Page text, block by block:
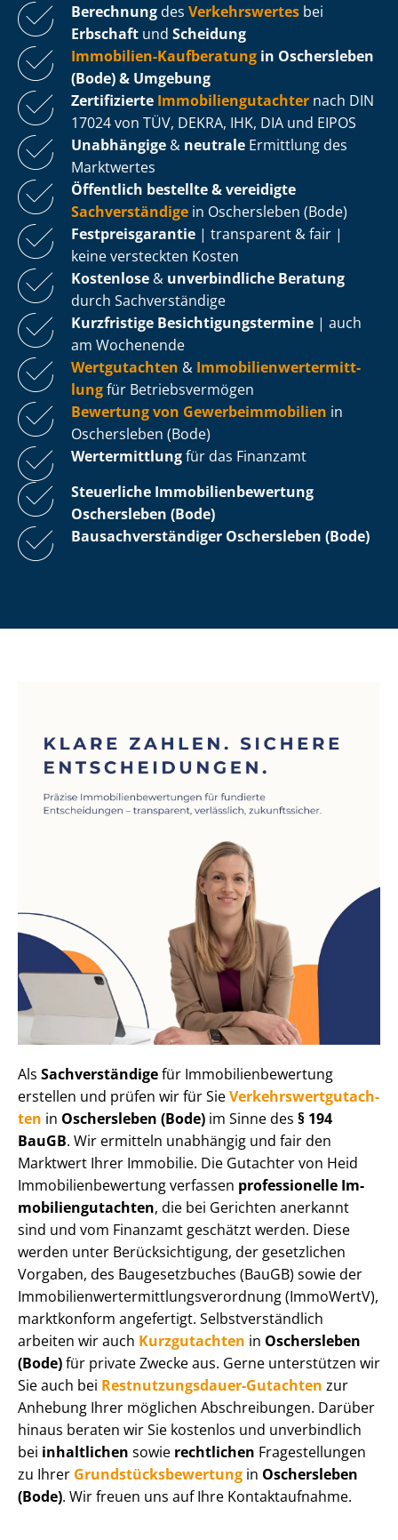
Berechnung des Verkehrswertes bei
Erbschaft und Scheidung
Immobilien-Kaufberatung in Oschersleben
(Bode) & Umgebung
Zertifizierte Im­mo­bi­li­en­gut­ach­ter nach DIN
17024 von TÜV, DEKRA, IHK, DIA und EIPOS
Unabhängige & neutrale Ermittlung des
Marktwertes
Öffentlich bestellte & vereidigte
Sachverständige in Oschersleben (Bode)
Fest­preis­ga­ran­tie | transparent & fair |
keine versteckten Kosten
Kostenlose & unverbindliche Beratung
durch Sachverständige
Kurzfristige Be­sich­ti­gungs­ter­mi­ne | auch
am Wochenende
Wertgutachten & Im­mo­bi­li­en­wert­ermitt­
lungfür Be­triebs­ver­mö­gen
Bewertung von Ge­wer­be­im­mo­bi­li­en in
Oschersleben (Bode)
Wertermittlungfür das Finanzamt
Steuerliche Im­mo­bi­li­en­be­wer­tung
Oschersleben (Bode)
Bau­sach­ver­stän­di­ger Oschersleben (Bode)
Als Sachverständigefür Im­mo­bi­li­en­be­wer­tung
erstellen und prüfen wir für SieVer­kehrs­wert­gut­ach­
ten in Oschersleben (Bode) im Sinne des § 194
BauGB. Wir ermitteln unabhängig und fair den
Marktwert Ihrer Immobilie. Die Gutachter von Heid
Im­mo­bi­li­en­be­wer­tung verfassen professionelle Im­
mo­bi­li­en­gut­ach­ten, die bei Gerichten anerkannt
sind und vom Finanzamt geschätzt werden. Diese
werden unter Be­rück­sich­ti­gung, der gesetzlichen
Vorgaben, des Baugesetzbuches (BauGB) sowie der
Im­mo­bi­li­en­wert­ermitt­lungs­ver­ord­nung (ImmoWertV),
marktkonform angefertigt. Selbst­ver­ständ­lich
arbeiten wir auch Kurzgutachten in Oschersleben
(Bode)für private Zwecke aus. Gerne unterstützen wir
Sie auch bei Rest­nut­zungs­dau­er-Gutachten zur
Anhebung Ihrer möglichen Abschreibungen. Darüber
hinaus beraten wir Sie kostenlos und unverbindlich
bei inhaltlichen sowie rechtlichen Fragestellungen
zu Ihrer Grund­stücks­be­wer­tung in Oschersleben
(Bode). Wir freuen uns auf Ihre Kontaktaufnahme.